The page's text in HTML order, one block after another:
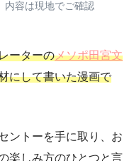
容は現地でご確認
ーターのメソポ田宮文
にして書いた漫画で
ントーを手に取り、お
楽しみ方のひとつと言